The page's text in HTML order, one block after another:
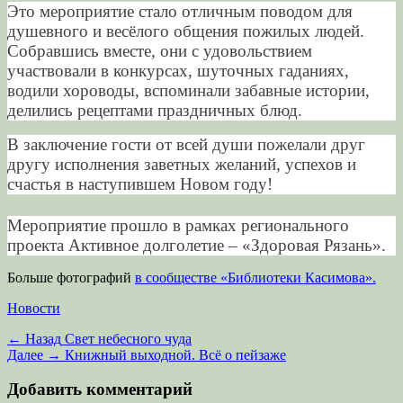
Это мероприятие стало отличным поводом для
душевного и весёлого общения пожилых людей.
Собравшись вместе, они с удовольствием
участвовали в конкурсах, шуточных гаданиях,
водили хороводы, вспоминали забавные истории,
делились рецептами праздничных блюд.
В заключение гости от всей души пожелали друг
другу исполнения заветных желаний, успехов и
счастья в наступившем Новом году!
Мероприятие прошло в рамках регионального
проекта Активное долголетие – «Здоровая Рязань».
Больше фотографий в сообществе «Библиотеки Касимова».
Категории
Новости
Навигация
по
записям
← Назад Предыдущая
запись:
Свет небесного чуда
Далее → Следующая
Книжный выходной. Всё о пейзаже
Добавить комментарий